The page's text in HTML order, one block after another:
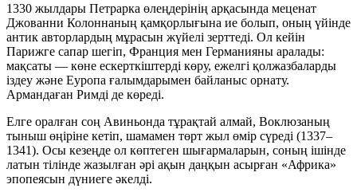
1330 жылдары Петрарка өлеңдерінің арқасында меценат
Джованни Колоннаның қамқорлығына ие болып, оның үйінде
антик авторлардың мұрасын жүйелі зерттеді. Ол кейін
Парижге сапар шегіп, Франция мен Германияны аралады:
мақсаты — көне ескерткіштерді көру, ежелгі қолжазбаларды
іздеу және Еуропа ғалымдарымен байланыс орнату.
Армандаған Римді де көреді.
Елге оралған соң Авиньонда тұрақтай алмай, Воклюзаның
тыныш өңіріне кетіп, шамамен төрт жыл өмір сүреді (1337–
1341). Осы кезеңде ол көптеген шығармаларын, соның ішінде
латын тілінде жазылған әрі ақын даңқын асырған «Африка»
эпопеясын дүниеге әкелді.